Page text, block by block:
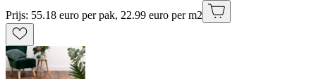
Prijs: 55.18 euro per pak, 22.99 euro per m2